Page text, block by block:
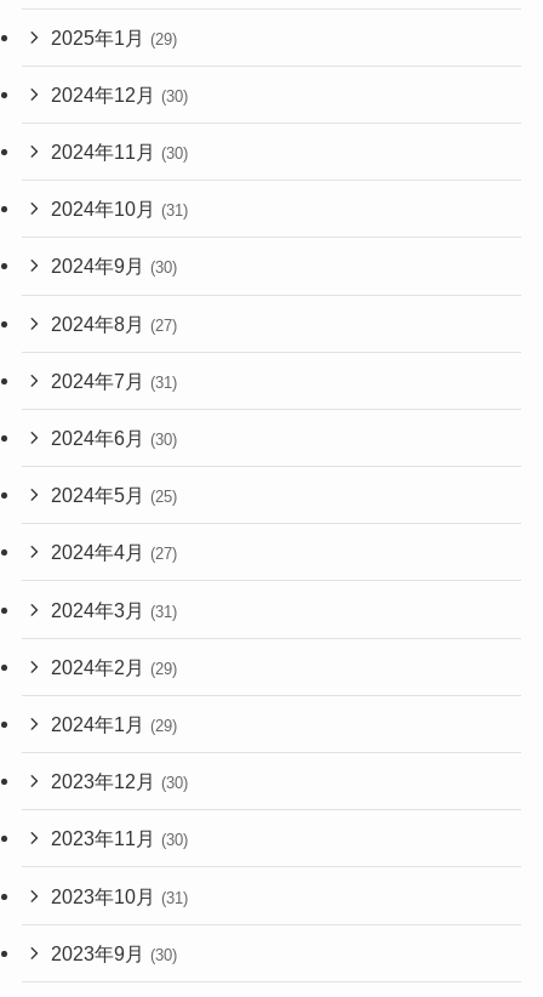
2025年1月 (29)
2024年12月 (30)
2024年11月 (30)
2024年10月 (31)
2024年9月 (30)
2024年8月 (27)
2024年7月 (31)
2024年6月 (30)
2024年5月 (25)
2024年4月 (27)
2024年3月 (31)
2024年2月 (29)
2024年1月 (29)
2023年12月 (30)
2023年11月 (30)
2023年10月 (31)
2023年9月 (30)